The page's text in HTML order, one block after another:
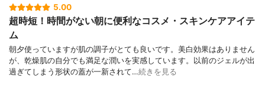
5.00
超時短！時間がない朝に便利なコスメ・スキンケアアイテ
ム
朝夕使っていますが肌の調子がとても良いです。美白効果はありません
が、乾燥肌の自分でも満足な潤いを実感しています。以前のジェルが出
過ぎてしまう形状の蓋が一新されて…続きを見る